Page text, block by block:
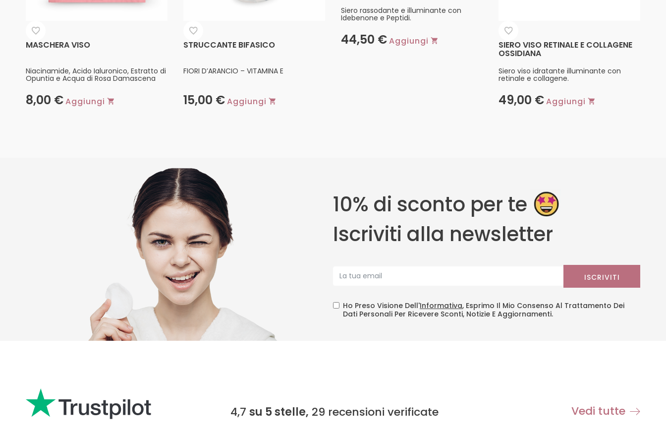
MASCHERA VISO
Niacinamide, Acido Ialuronico, Estratto di
Opuntia e Acqua di Rosa Damascena
8,00 €Aggiungi
STRUCCANTE BIFASICO
FIORI D’ARANCIO – VITAMINA E
15,00 €Aggiungi
Siero rassodante e illuminante con
Idebenone e Peptidi.
44,50 €Aggiungi SIERO VISO RETINALE E COLLAGENE
OSSIDIANA
Siero viso idratante illuminante con
retinale e collagene.
49,00 €Aggiungi
10% di sconto per te
Iscriviti alla newsletter
ISCRIVITI
Ho Preso Visione Dell'Informativa, Esprimo Il Mio Consenso Al Trattamento Dei
Dati Personali Per Ricevere Sconti, Notizie E Aggiornamenti.
4,7 su 5 stelle, 29 recensioni verificate Vedi tutte